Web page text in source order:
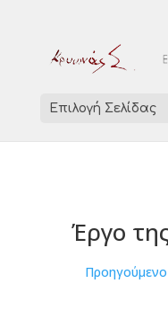
Επιλογή Σελίδας
Έργο
Προηγούμενο